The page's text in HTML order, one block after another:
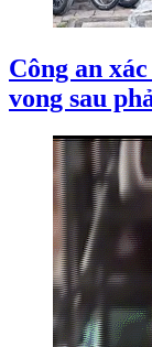
Công an
vong sau